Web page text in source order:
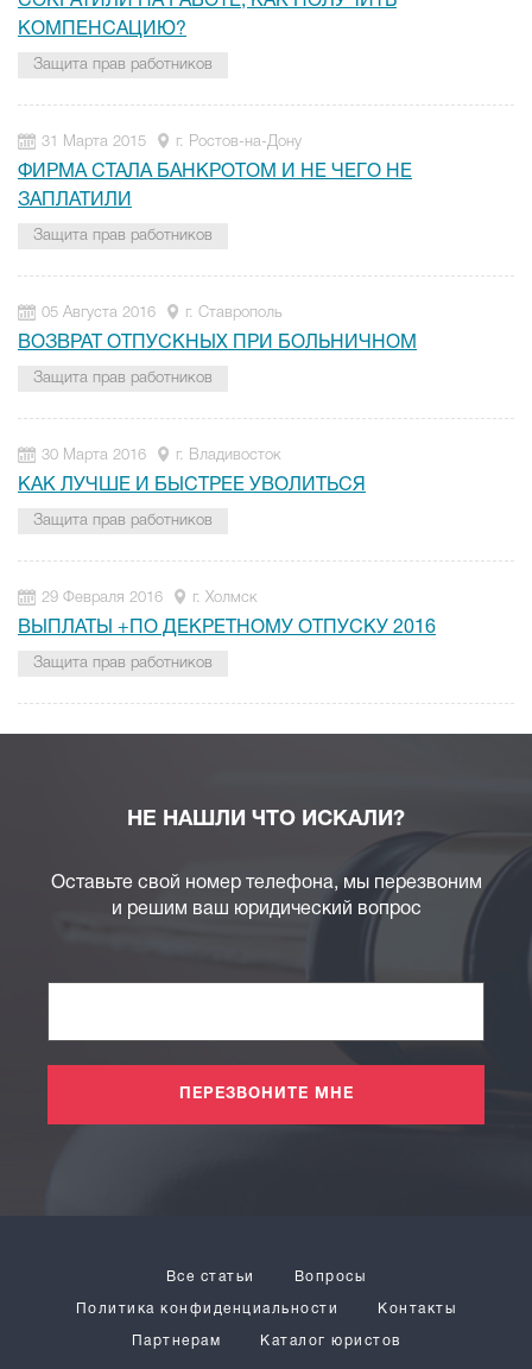
КОМПЕНСАЦИЮ?
Защита прав работников
31 Марта 2015 г. Ростов-на-Дону
ФИРМА СТАЛА БАНКРОТОМ И НЕ ЧЕГО НЕ
ЗАПЛАТИЛИ
Защита прав работников
05 Августа 2016 г. Ставрополь
ВОЗВРАТ ОТПУСКНЫХ ПРИ БОЛЬНИЧНОМ
Защита прав работников
30 Марта 2016 г. Владивосток
КАК ЛУЧШЕ И БЫСТРЕЕ УВОЛИТЬСЯ
Защита прав работников
29 Февраля 2016 г. Холмск
ВЫПЛАТЫ +ПО ДЕКРЕТНОМУ ОТПУСКУ 2016
Защита прав работников
НЕ НАШЛИ ЧТО ИСКАЛИ?
Оставьте свой номер телефона, мы перезвоним
и решим ваш юридический вопрос
ПЕРЕЗВОНИТЕ МНЕ
Все статьи Вопросы
Политика конфиденциальности Контакты
Партнерам Каталог юристов